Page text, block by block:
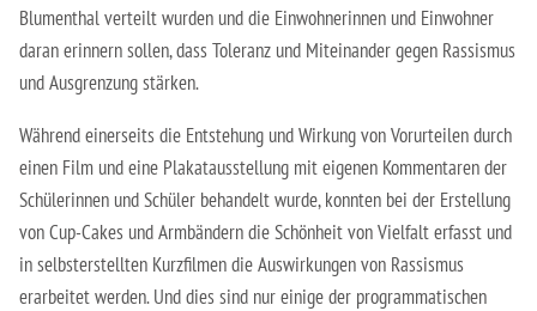
Blumenthal verteilt wurden und die Einwohnerinnen und Einwohner
daran erinnern sollen, dass Toleranz und Miteinander gegen Rassismus
und Ausgrenzung stärken.
Während einerseits die Entstehung und Wirkung von Vorurteilen durch
einen Film und eine Plakatausstellung mit eigenen Kommentaren der
Schülerinnen und Schüler behandelt wurde, konnten bei der Erstellung
von Cup-Cakes und Armbändern die Schönheit von Vielfalt erfasst und
in selbsterstellten Kurzfilmen die Auswirkungen von Rassismus
erarbeitet werden. Und dies sind nur einige der programmatischen